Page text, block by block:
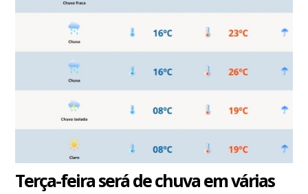
Terça-feira será de chuva em várias